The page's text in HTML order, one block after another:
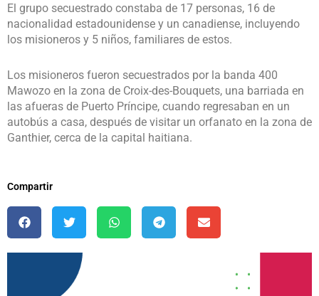
El grupo secuestrado constaba de 17 personas, 16 de
nacionalidad estadounidense y un canadiense, incluyendo
los misioneros y 5 niños, familiares de estos.
Los misioneros fueron secuestrados por la banda 400
Mawozo en la zona de Croix-des-Bouquets, una barriada en
las afueras de Puerto Príncipe, cuando regresaban en un
autobús a casa, después de visitar un orfanato en la zona de
Ganthier, cerca de la capital haitiana.
Compartir